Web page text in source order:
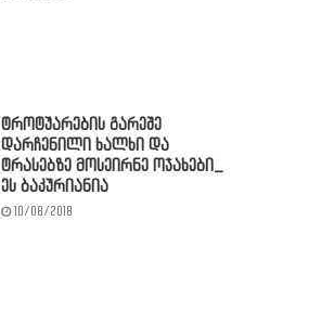
ტროტუარების გარეშე
დარჩენილი ხალხი და
ტრასებზე მოსეირნე ოჯახები_
ეს ბაკურიანია
10/08/2018